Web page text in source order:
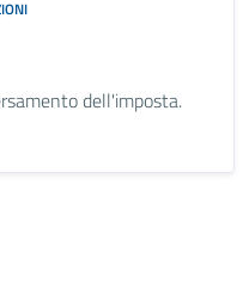
dell'imposta.